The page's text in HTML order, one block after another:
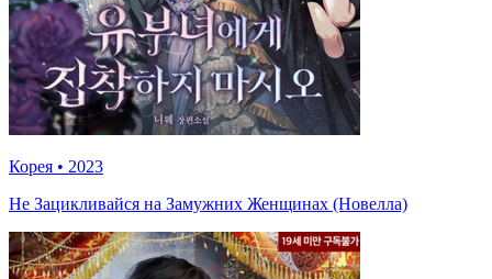
Корея • 2023
Не Зацикливайся на Замужних Женщинах (Новелла)